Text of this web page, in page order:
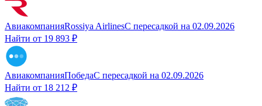
АвиакомпанияRossiya AirlinesС пересадкой на 02.09.2026
Найти от 19 893 ₽
АвиакомпанияПобедаС пересадкой на 02.09.2026
Найти от 18 212 ₽